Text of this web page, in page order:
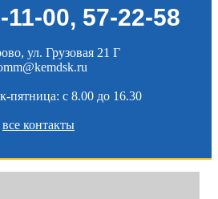
11-00, 57-22-58
ул. Грузовая 21 Г
пятница: c 8.00 до 16.30
все контакты